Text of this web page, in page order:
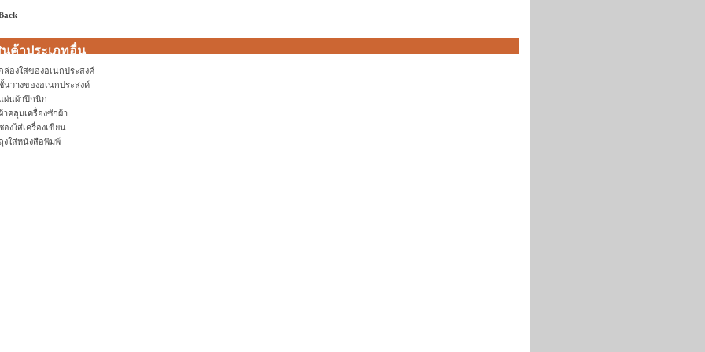
ค้าประเภทอื่น
ล่องใส่ของอเนกประสงค์
นวางของอเนกประสงค์
ผ่นผ้าปิกนิก
าคลุมเครื่องซักผ้า
องใส่เครื่องเขียน
งใส่หนังสือพิมพ์